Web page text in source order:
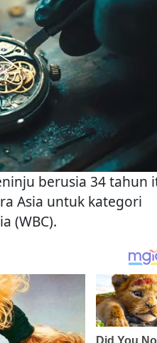
berusia 34 tahun
Asia untuk kategori
(WBC).